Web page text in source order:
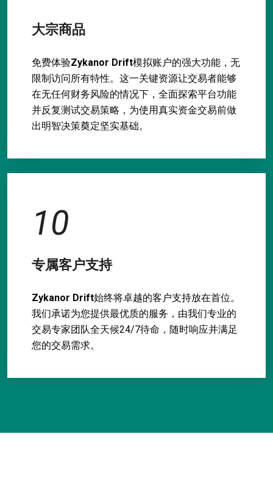
大宗商品
免费体验Zykanor Drift模拟账户的强大功能，无
限制访问所有特性。这一关键资源让交易者能够
在无任何财务风险的情况下，全面探索平台功能
并反复测试交易策略，为使用真实资金交易前做
出明智决策奠定坚实基础。
10
专属客户支持
Zykanor Drift始终将卓越的客户支持放在首位。
我们承诺为您提供最优质的服务，由我们专业的
交易专家团队全天候24/7待命，随时响应并满足
您的交易需求。